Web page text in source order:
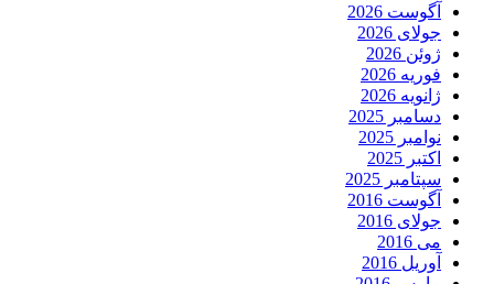
آگوست 2026
جولای 2026
ژوئن 2026
فوریه 2026
ژانویه 2026
دسامبر 2025
نوامبر 2025
اکتبر 2025
سپتامبر 2025
آگوست 2016
جولای 2016
می 2016
آوریل 2016